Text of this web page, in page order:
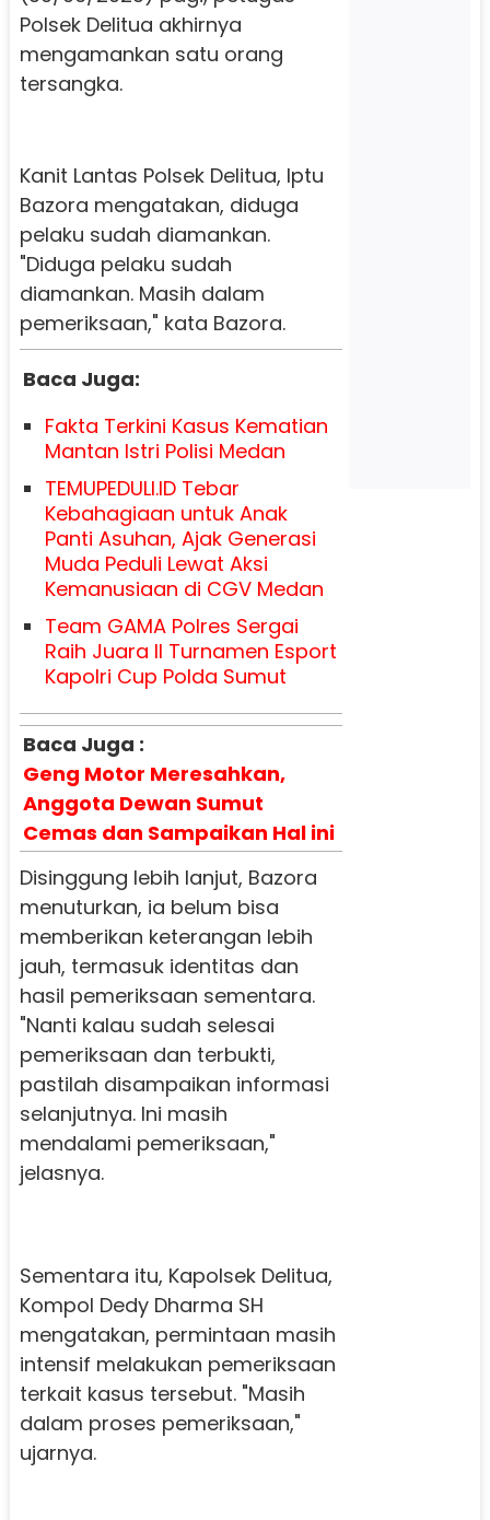
Polsek Delitua akhirnya
mengamankan satu orang
tersangka.
Kanit Lantas Polsek Delitua, Iptu
Bazora mengatakan, diduga
pelaku sudah diamankan.
"Diduga pelaku sudah
diamankan. Masih dalam
pemeriksaan," kata Bazora.
Baca Juga:
Fakta Terkini Kasus Kematian
Mantan Istri Polisi Medan
TEMUPEDULI.ID Tebar
Kebahagiaan untuk Anak
Panti Asuhan, Ajak Generasi
Muda Peduli Lewat Aksi
Kemanusiaan di CGV Medan
Team GAMA Polres Sergai
Raih Juara II Turnamen Esport
Kapolri Cup Polda Sumut
Baca Juga :
Geng Motor Meresahkan,
Anggota Dewan Sumut
Cemas dan Sampaikan Hal ini
Disinggung lebih lanjut, Bazora
menuturkan, ia belum bisa
memberikan keterangan lebih
jauh, termasuk identitas dan
hasil pemeriksaan sementara.
"Nanti kalau sudah selesai
pemeriksaan dan terbukti,
pastilah disampaikan informasi
selanjutnya. Ini masih
mendalami pemeriksaan,"
jelasnya.
Sementara itu, Kapolsek Delitua,
Kompol Dedy Dharma SH
mengatakan, permintaan masih
intensif melakukan pemeriksaan
terkait kasus tersebut. "Masih
dalam proses pemeriksaan,"
ujarnya.